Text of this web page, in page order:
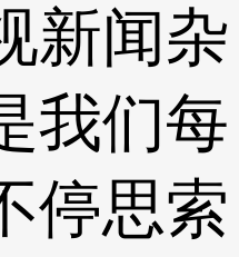
新闻杂
我们每
停思索